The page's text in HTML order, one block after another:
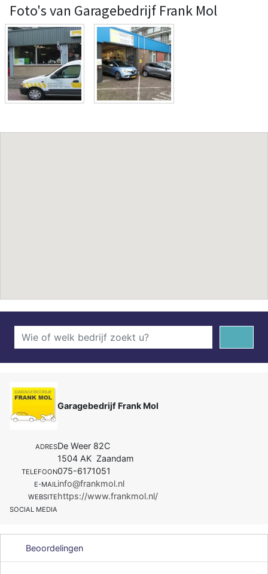
Foto's van Garagebedrijf Frank Mol
Garagebedrijf Frank Mol
ADRESDe Weer 82C
1504 AK Zaandam
TELEFOON075-6171051
E-MAILinfo@frankmol.nl
WEBSITEhttps://www.frankmol.nl/
SOCIAL MEDIA
Beoordelingen